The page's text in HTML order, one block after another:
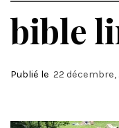
bible
Publié le 22 décembre,